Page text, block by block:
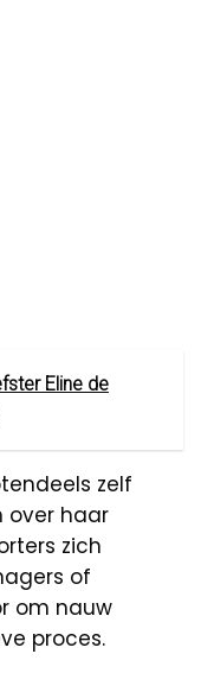
Eline de
zelf
over haar
zich
of
om nauw
proces.